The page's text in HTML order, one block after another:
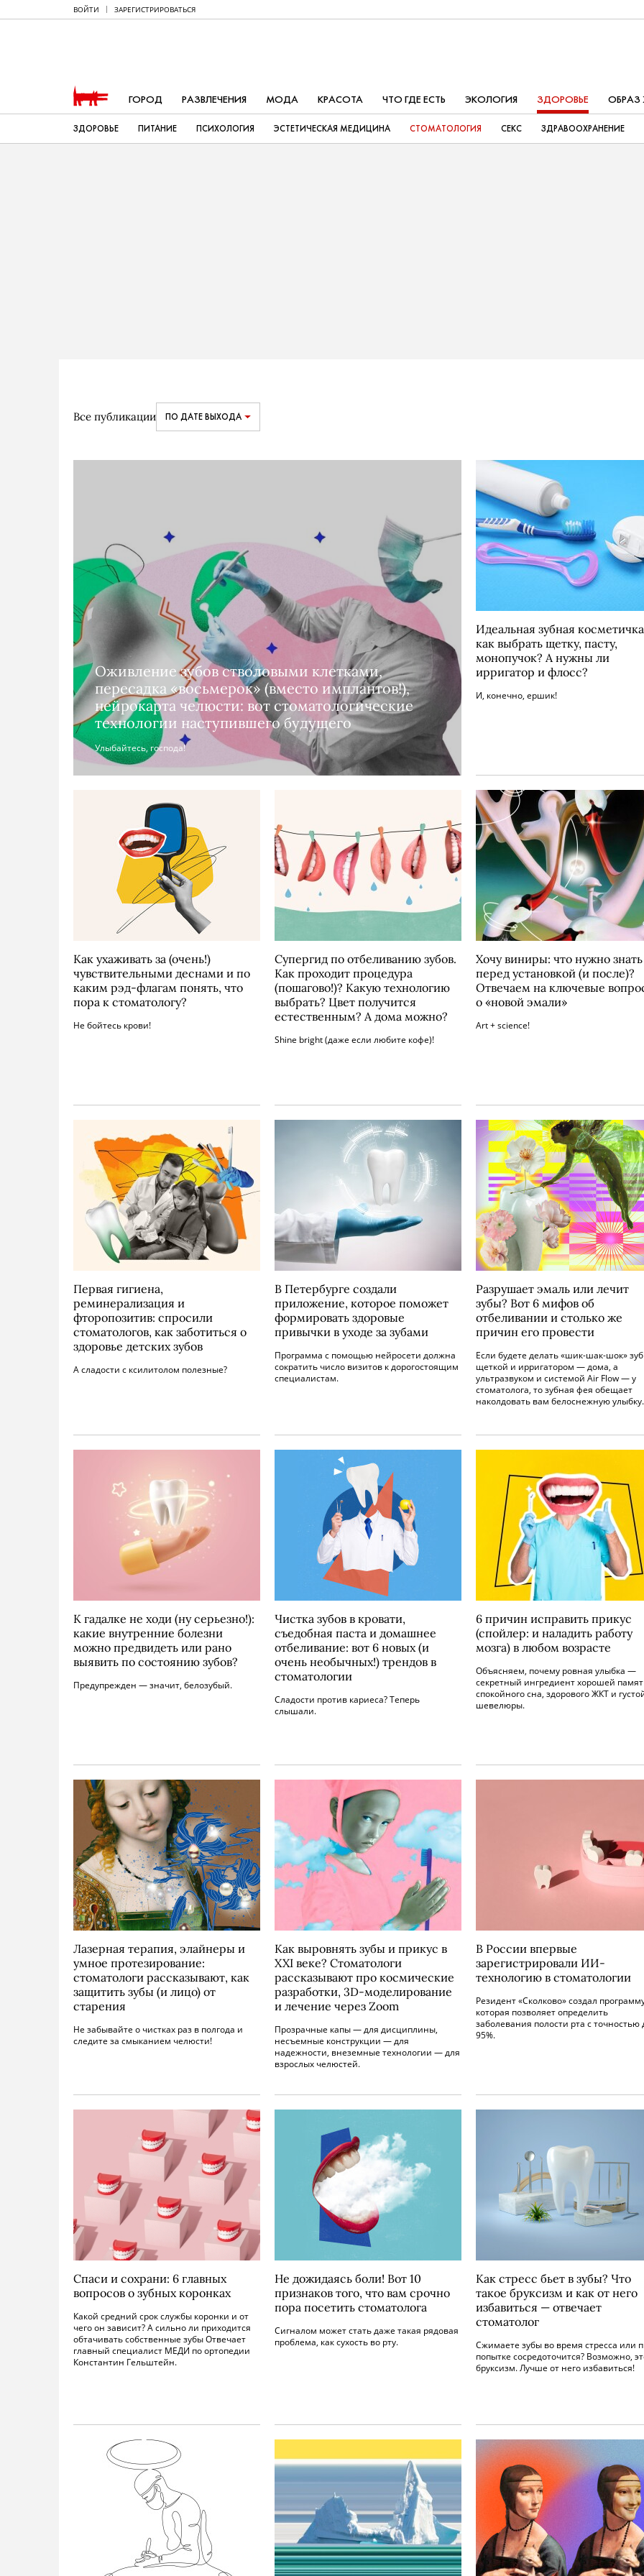
ВОЙТИ ЗАРЕГИСТРИРОВАТЬСЯ
ГОРОД РАЗВЛЕЧЕНИЯ МОДА КРАСОТА ЧТО ГДЕ ЕСТЬ ЭКОЛОГИЯ ЗДОРОВЬЕ
ЗДОРОВЬЕ ПИТАНИЕ ПСИХОЛОГИЯ ЭСТЕТИЧЕСКАЯ МЕДИЦИНА СТОМАТОЛОГИЯ СЕКС ЗДРАВООХРАНЕНИЕ
Все публикации ПО ДАТЕ ВЫХОДА
Оживление зубов стволовыми клетками,
пересадка «восьмерок» (вместо имплантов!),
нейрокарта челюсти: вот стоматологические
технологии наступившего будущего
Улыбайтесь, господа!
Идеальная зубная
как выбрать щетку, пасту,
монопучок? А нужны ли
ирригатор и флосс?
И, конечно, ершик!
Как ухаживать за (очень!)
чувствительными деснами и по
каким рэд-флагам понять, что
пора к стоматологу?
Не бойтесь крови!
Супергид по отбеливанию зубов.
Как проходит процедура
(пошагово!)? Какую технологию
выбрать? Цвет получится
естественным? А дома можно?
Shine bright (даже если любите кофе)!
Хочу виниры: что нужно знать
перед установкой (и после)?
Отвечаем на ключевые
о «новой эмали»
Art + science!
Первая гигиена,
реминерализация и
фторопозитив: спросили
стоматологов, как заботиться о
здоровье детских зубов
А сладости с ксилитолом полезные?
В Петербурге создали
приложение, которое поможет
формировать здоровые
привычки в уходе за зубами
Программа с помощью нейросети должна
сократить число визитов к дорогостоящим
специалистам.
Разрушает эмаль или лечит
зубы? Вот 6 мифов об
отбеливании и столько же
причин его провести
Если будете делать «шик-шак-шок»
щеткой и ирригатором — дома, а
ультразвуком и системой Air Flow — у
стоматолога, то зубная фея обещает
наколдовать вам белоснежную улыбку.
К гадалке не ходи (ну серьезно!):
какие внутренние болезни
можно предвидеть или рано
выявить по состоянию зубов?
Предупрежден — значит, белозубый.
Чистка зубов в кровати,
съедобная паста и домашнее
отбеливание: вот 6 новых (и
очень необычных!) трендов в
стоматологии
Сладости против кариеса? Теперь
слышали.
6 причин исправить прикус
(спойлер: и наладить работу
мозга) в любом возрасте
Объясняем, почему ровная улыбка —
секретный ингредиент хорошей
спокойного сна, здорового ЖКТ и
шевелюры.
Лазерная терапия, элайнеры и
умное протезирование:
стоматологи рассказывают, как
защитить зубы (и лицо) от
старения
Не забывайте о чистках раз в полгода и
следите за смыканием челюсти!
Как выровнять зубы и прикус в
XXI веке? Стоматологи
рассказывают про космические
разработки, 3D-моделирование
и лечение через Zoom
Прозрачные капы — для дисциплины,
несъемные конструкции — для
надежности, внеземные технологии — для
взрослых челюстей.
В России впервые
зарегистрировали ИИ-
технологию в стоматологии
Резидент «Сколково» создал
которая позволяет определить
заболевания полости рта с точностью
95%.
Спаси и сохрани: 6 главных
вопросов о зубных коронках
Какой средний срок службы коронки и от
чего он зависит? А сильно ли приходится
обтачивать собственные зубы Отвечает
главный специалист МЕДИ по ортопедии
Константин Гельштейн.
Не дожидаясь боли! Вот 10
признаков того, что вам срочно
пора посетить стоматолога
Сигналом может стать даже такая рядовая
проблема, как сухость во рту.
Как стресс бьет в зубы? Что
такое бруксизм и как от него
избавиться — отвечает
стоматолог
Сжимаете зубы во время стресса или
попытке сосредоточится? Возможно,
бруксизм. Лучше от него избавиться!